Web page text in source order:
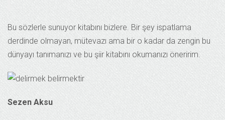
Bu sözlerle sunuyor kitabını bizlere. Bir şey ispatlama
derdinde olmayan, mütevazı ama bir o kadar da zengin bu
dünyayı tanımanızı ve bu şiir kitabını okumanızı öneririm.
Sezen Aksu